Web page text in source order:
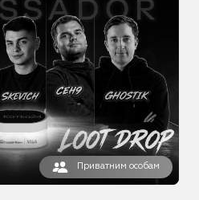
Приватним особам